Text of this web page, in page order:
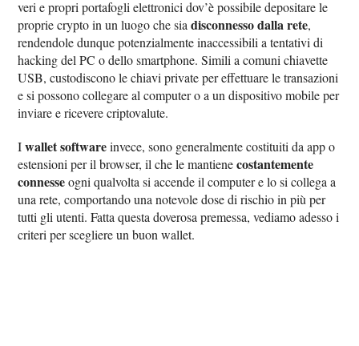
veri e propri portafogli elettronici dov’è possibile depositare le
proprie crypto in un luogo che siadisconnesso dalla rete,
rendendole dunque potenzialmente inaccessibili a tentativi di
hacking del PC o dello smartphone. Simili a comuni chiavette
USB, custodiscono le chiavi private per effettuare le transazioni
e si possono collegare al computer o a un dispositivo mobile per
inviare e ricevere criptovalute.
Iwallet softwareinvece, sono generalmente costituiti da app o
estensioni per il browser, il che le mantienecostantemente
connesseogni qualvolta si accende il computer e lo si collega a
una rete, comportando una notevole dose di rischio in più per
tutti gli utenti. Fatta questa doverosa premessa, vediamo adesso i
criteri per scegliere un buon wallet.